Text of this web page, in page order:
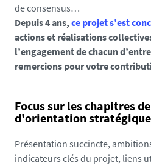
de consensus…
Depuis 4 ans, ce projet s’est
actions et réalisations
l’engagement de chacun
remercions pour votre
Focus sur les chapitres
d'orientation stratégique
Présentation succincte,
indicateurs clés du projet, liens